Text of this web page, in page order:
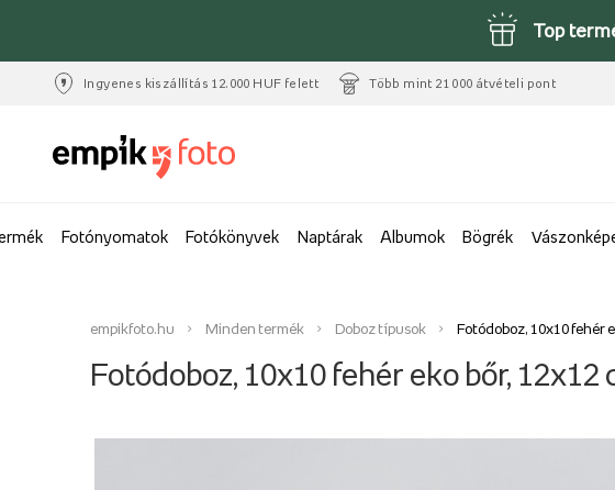
Top
Ingyenes kiszállítás 12.000 HUF felett Több mint 21 000 átvételi pont
Fotónyomatok Fotókönyvek Naptárak Albumok Bögrék
empikfoto.hu Minden termék Doboz típusok Fotódoboz, 10x10 fehér
Fotódoboz, 10x10 fehér eko bőr, 12x12